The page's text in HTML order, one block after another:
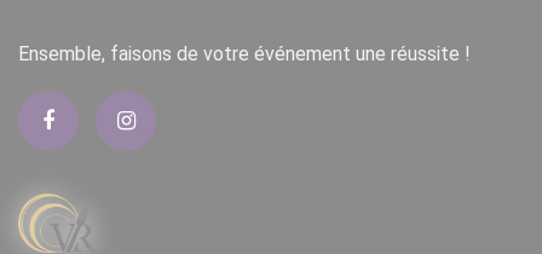
Ensemble, faisons de votre événement une réussite !